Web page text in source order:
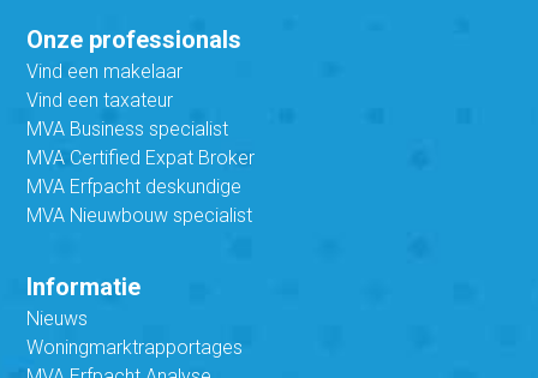
Onze professionals
Vind een makelaar
Vind een taxateur
MVA Business specialist
MVA Certified Expat Broker
MVA Erfpacht deskundige
MVA Nieuwbouw specialist
Informatie
Nieuws
Woningmarktrapportages